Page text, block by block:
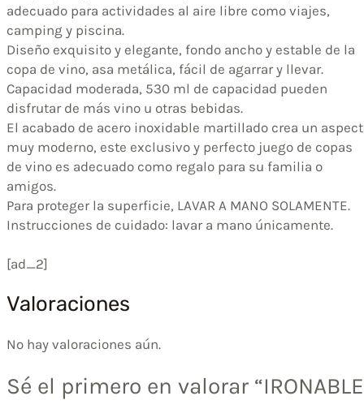
adecuado para actividades al aire libre como viajes,
camping y piscina.
Diseño exquisito y elegante, fondo ancho y estable de la
copa de vino, asa metálica, fácil de agarrar y llevar.
Capacidad moderada, 530 ml de capacidad pueden
disfrutar de más vino u otras bebidas.
El acabado de acero inoxidable martillado crea un
muy moderno, este exclusivo y perfecto juego de copas
de vino es adecuado como regalo para su familia o
amigos.
Para proteger la superficie, LAVAR A MANO SOLAMENTE.
Instrucciones de cuidado: lavar a mano únicamente.
[ad_2]
Valoraciones
No hay valoraciones aún.
Sé el primero en valorar “IRONABLE